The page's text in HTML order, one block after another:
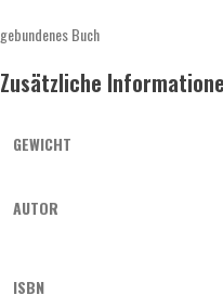
gebundenes Buch
Zusätzliche
GEWICHT
AUTOR
ISBN